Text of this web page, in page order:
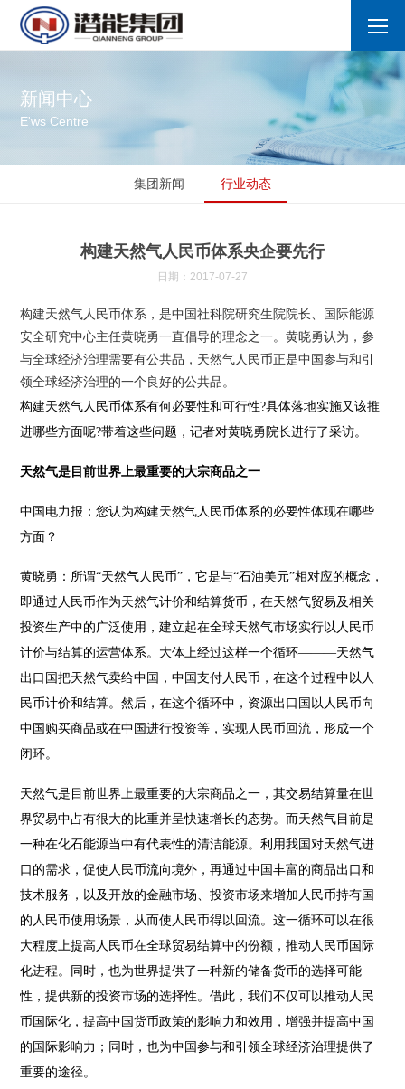
新闻中心
E'ws Centre
集团新闻 行业动态
构建天然气人民币体系央企要先行
日期：2017-07-27
构建天然气人民币体系，是中国社科院研究生院院长、国际能源
安全研究中心主任黄晓勇一直倡导的理念之一。黄晓勇认为，参
与全球经济治理需要有公共品，天然气人民币正是中国参与和引
领全球经济治理的一个良好的公共品。
构建天然气人民币体系有何必要性和可行性?具体落地实施又该推
进哪些方面呢?带着这些问题，记者对黄晓勇院长进行了采访。
天然气是目前世界上最重要的大宗商品之一
中国电力报：您认为构建天然气人民币体系的必要性体现在哪些
方面？
黄晓勇：所谓“天然气人民币”，它是与“石油美元”相对应的概念，
即通过人民币作为天然气计价和结算货币，在天然气贸易及相关
投资生产中的广泛使用，建立起在全球天然气市场实行以人民币
计价与结算的运营体系。大体上经过这样一个循环———天然气
出口国把天然气卖给中国，中国支付人民币，在这个过程中以人
民币计价和结算。然后，在这个循环中，资源出口国以人民币向
中国购买商品或在中国进行投资等，实现人民币回流，形成一个
闭环。
天然气是目前世界上最重要的大宗商品之一，其交易结算量在世
界贸易中占有很大的比重并呈快速增长的态势。而天然气目前是
一种在化石能源当中有代表性的清洁能源。利用我国对天然气进
口的需求，促使人民币流向境外，再通过中国丰富的商品出口和
技术服务，以及开放的金融市场、投资市场来增加人民币持有国
的人民币使用场景，从而使人民币得以回流。这一循环可以在很
大程度上提高人民币在全球贸易结算中的份额，推动人民币国际
化进程。同时，也为世界提供了一种新的储备货币的选择可能
性，提供新的投资市场的选择性。借此，我们不仅可以推动人民
币国际化，提高中国货币政策的影响力和效用，增强并提高中国
的国际影响力；同时，也为中国参与和引领全球经济治理提供了
重要的途径。